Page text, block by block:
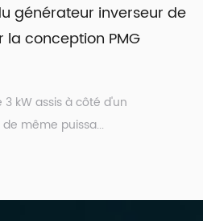
générateur inverseur de
conception PMG
même puissa...